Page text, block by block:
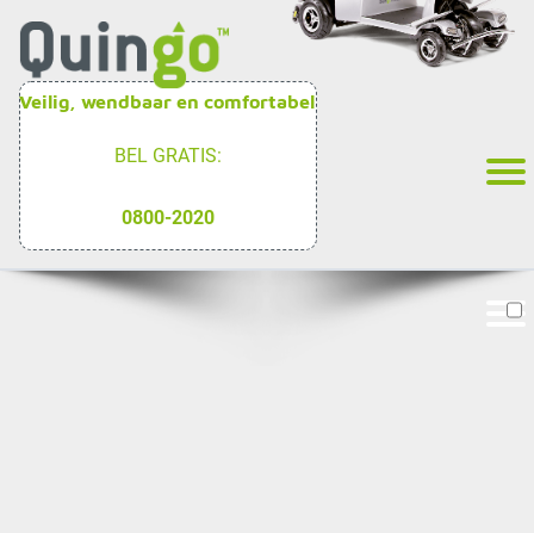
Veilig, wendbaar en comfortabel
BEL GRATIS:
0800-2020